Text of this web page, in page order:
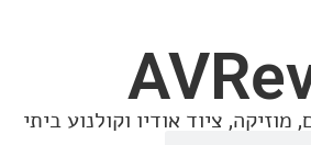
ציוד אודיו וקולנוע ביתי